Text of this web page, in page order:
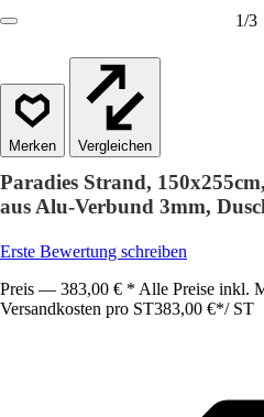
1/3
Vergleichen
Paradies Strand,
aus Alu-Verbund 3mm,
Erste Bewertung schreiben
Preis — 383,00 € * Alle Preise inkl.
Versandkosten pro ST383,00 €*/ ST